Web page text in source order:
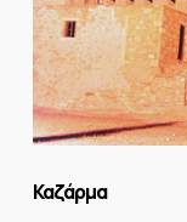
Καζάρμα